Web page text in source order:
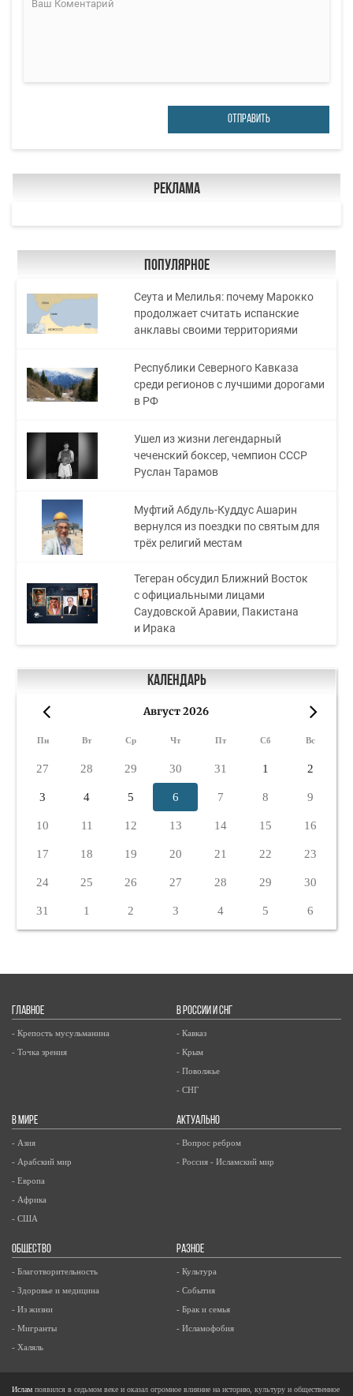
ОТПРАВИТЬ
Реклама
Популярное
Сеута и Мелилья: почему Марокко
продолжает считать испанские
анклавы своими территориями
Республики Северного Кавказа
среди регионов с лучшими дорогами
в РФ
Ушел из жизни легендарный
чеченский боксер, чемпион СССР
Руслан Тарамов
Муфтий Абдуль-Куддус Ашарин
вернулся из поездки по святым для
трёх религий местам
Тегеран обсудил Ближний Восток
с официальными лицами
Саудовской Аравии, Пакистана
и Ирака
Календарь
Август 2026
Пн Вт Ср Чт Пт Сб Вс
27 28 29 30 31 1 2
3 4 5 6 7 8 9
10 11 12 13 14 15 16
17 18 19 20 21 22 23
24 25 26 27 28 29 30
31 1 2 3 4 5 6
ГЛАВНОЕ
- Крепость мусульманина
- Точка зрения
В РОССИИ И СНГ
- Кавказ
- Крым
- Поволжье
- СНГ
В МИРЕ
- Азия
- Арабский мир
- Европа
- Африка
- США
АКТУАЛЬНО
- Вопрос ребром
- Россия - Исламский мир
ОБЩЕСТВО
- Благотворительность
- Здоровье и медицина
- Из жизни
- Мигранты
- Халяль
РАЗНОЕ
- Культура
- События
- Брак и семья
- Исламофобия
Ислам появился в седьмом веке и оказал огромное влияние на историю, культуру и общественное